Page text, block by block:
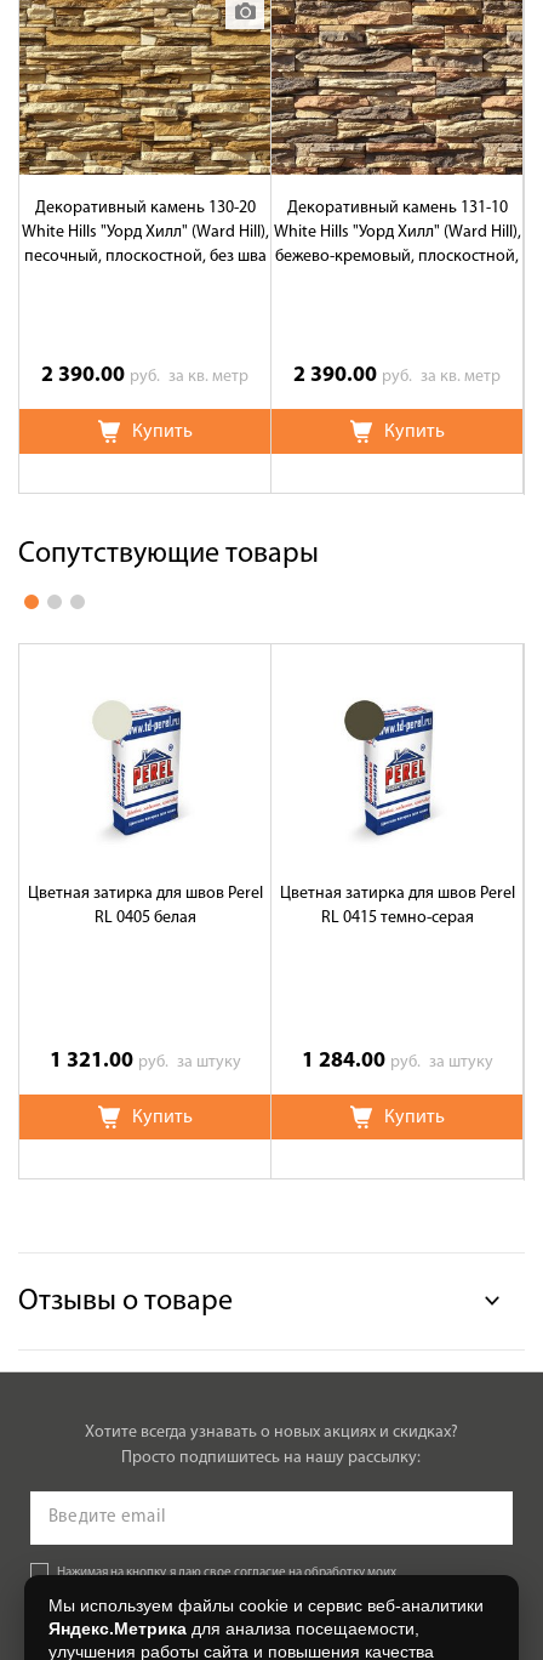
Декоративный камень 130-20
White Hills "Уорд Хилл" (Ward Hill),
песочный, плоскостной, без шва
2 390.00 руб. за кв. метр
Купить
Декоративный камень 131-10
White Hills "Уорд Хилл" (Ward Hill),
бежево-кремовый, плоскостной,
2 390.00 руб. за кв. метр
Купить
Сопутствующие товары
Цветная затирка для швов Perel
RL 0405 белая
1 321.00 руб. за штуку
Купить
Цветная затирка для швов Perel
RL 0415 темно-серая
1 284.00 руб. за штуку
Купить
Отзывы о товаре
Хотите всегда узнавать о новых акциях и скидках?
Просто подпишитесь на нашу рассылку:
Нажимая на кнопку, я даю свое согласие на обработку моих
Согласии на обработку персональных данных.
Мы используем файлы cookie и сервис веб-аналитики
Яндекс.Метрика для анализа посещаемости,
улучшения работы сайта и повышения качества